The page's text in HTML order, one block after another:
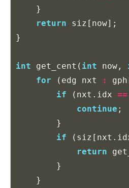
}
return
siz [ now];
}
int get_cent ( int now ,
for
( edg nxt : gph
if
( nxt . idx ==
continue ;
}
if
( siz [ nxt .
return
}
}